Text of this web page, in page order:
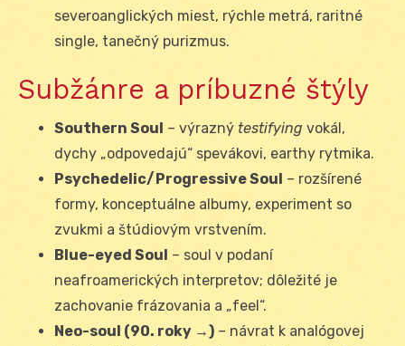
severoanglických miest, rýchle metrá, raritné
single, tanečný purizmus.
Subžánre a príbuzné štýly
Southern Soul – výrazný testifying vokál,
dychy „odpovedajú“ spevákovi, earthy rytmika.
Psychedelic/Progressive Soul – rozšírené
formy, konceptuálne albumy, experiment so
zvukmi a štúdiovým vrstvením.
Blue-eyed Soul – soul v podaní
neafroamerických interpretov; dôležité je
zachovanie frázovania a „feel“.
Neo-soul (90. roky →) – návrat k analógovej